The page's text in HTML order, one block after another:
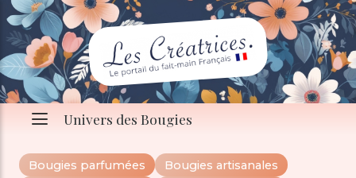
Univers des Bougies
Bougies parfumées
Bougies artisanales